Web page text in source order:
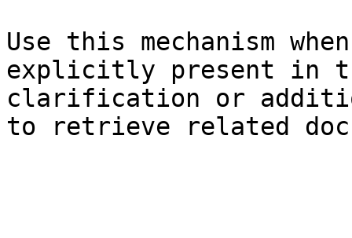
Use this mechanism
explicitly present in
clarification or